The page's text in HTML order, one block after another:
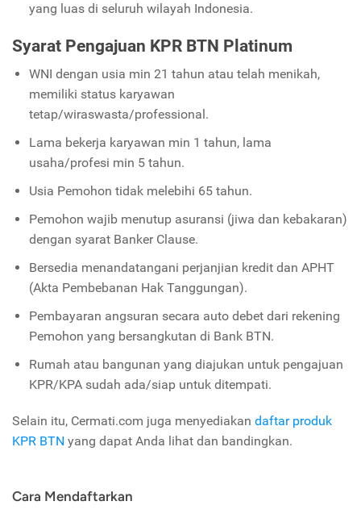
yang luas di seluruh wilayah Indonesia.
Syarat Pengajuan KPR BTN Platinum
WNI dengan usia min 21 tahun atau telah menikah,
memiliki status karyawan
tetap/wiraswasta/professional.
Lama bekerja karyawan min 1 tahun, lama
usaha/profesi min 5 tahun.
Usia Pemohon tidak melebihi 65 tahun.
Pemohon wajib menutup asuransi (jiwa dan kebakaran)
dengan syarat Banker Clause.
Bersedia menandatangani perjanjian kredit dan APHT
(Akta Pembebanan Hak Tanggungan).
Pembayaran angsuran secara auto debet dari rekening
Pemohon yang bersangkutan di Bank BTN.
Rumah atau bangunan yang diajukan untuk pengajuan
KPR/KPA sudah ada/siapuntuk ditempati.
Selain itu, Cermati.com juga menyediakan daftar produk
KPR BTN yang dapat Anda lihat dan bandingkan.
Cara Mendaftarkan